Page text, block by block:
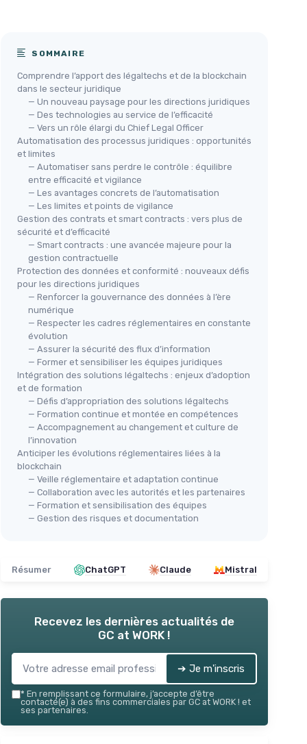
SOMMAIRE
Comprendre l’apport des légaltechs et de la blockchain
dans le secteur juridique
— Un nouveau paysage pour les directions juridiques
— Des technologies au service de l’efficacité
— Vers un rôle élargi du Chief Legal Officer
Automatisation des processus juridiques : opportunités
et limites
— Automatiser sans perdre le contrôle : équilibre
entre efficacité et vigilance
— Les avantages concrets de l’automatisation
— Les limites et points de vigilance
Gestion des contrats et smart contracts : vers plus de
sécurité et d’efficacité
— Smart contracts : une avancée majeure pour la
gestion contractuelle
Protection des données et conformité : nouveaux défis
pour les directions juridiques
— Renforcer la gouvernance des données à l’ère
numérique
— Respecter les cadres réglementaires en constante
évolution
— Assurer la sécurité des flux d’information
— Former et sensibiliser les équipes juridiques
Intégration des solutions légaltechs : enjeux d’adoption
et de formation
— Défis d’appropriation des solutions légaltechs
— Formation continue et montée en compétences
— Accompagnement au changement et culture de
l’innovation
Anticiper les évolutions réglementaires liées à la
blockchain
— Veille réglementaire et adaptation continue
— Collaboration avec les autorités et les partenaires
— Formation et sensibilisation des équipes
— Gestion des risques et documentation
Résumer ChatGPT Claude Mistral
Recevez les dernières actualités de
GC at WORK !
➔ Je m'inscris
* En remplissant ce formulaire, j’accepte d’être
contacté(e) à des fins commerciales par GC at WORK ! et
ses partenaires.